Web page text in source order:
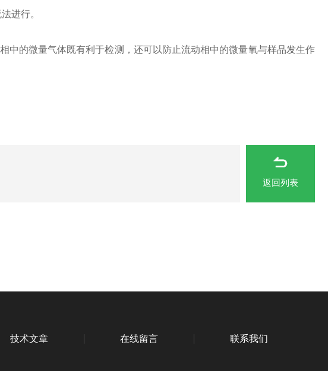
进行。
的微量气体既有利于检测，还可以防止流动相中的微量氧与样品发生作
返回列表
技术文章 在线留言 联系我们